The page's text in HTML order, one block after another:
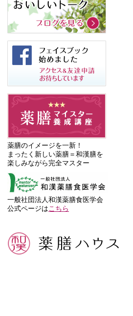
薬膳のイメージを一新！
まったく新しい薬膳＝和漢膳を
楽しみながら完全マスター
一般社団法人和漢薬膳食医学会
公式ページはこちら